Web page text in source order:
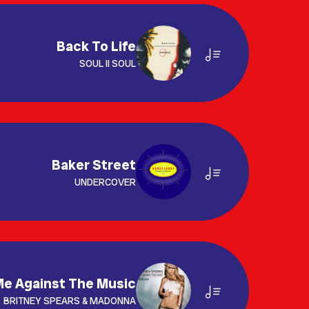
Back To Life
SOUL II SOUL
Baker Street
UNDERCOVER
Against The Music
BRITNEY SPEARS & MADONNA